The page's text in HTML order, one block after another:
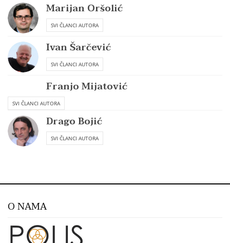
Marijan Oršolić
SVI ČLANCI AUTORA
Ivan Šarčević
SVI ČLANCI AUTORA
Franjo Mijatović
SVI ČLANCI AUTORA
Drago Bojić
SVI ČLANCI AUTORA
O NAMA